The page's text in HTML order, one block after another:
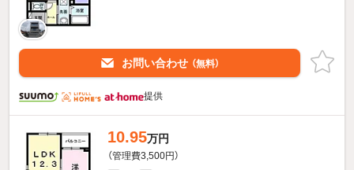
お問い合わせ （無料）
提供
10.95万円
（管理費3,500円）